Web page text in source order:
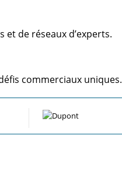
de réseaux d’experts.
commerciaux uniques.